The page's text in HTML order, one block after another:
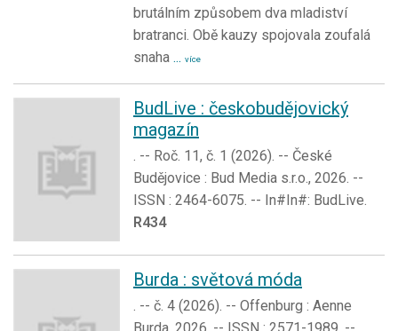
brutálním způsobem dva mladiství
bratranci. Obě kauzy spojovala zoufalá
snaha ... více
BudLive : českobudějovický
magazín
. -- Roč. 11, č. 1 (2026). -- České
Budějovice : Bud Media s.r.o., 2026. --
ISSN : 2464-6075. -- In#In#: BudLive.
R434
Burda : světová móda
. -- č. 4 (2026). -- Offenburg : Aenne